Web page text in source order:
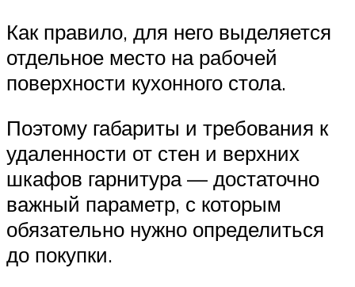
Как правило, для него выделяется
отдельное место на рабочей
поверхности кухонного стола.
Поэтому габариты и требования к
удаленности от стен и верхних
шкафов гарнитура — достаточно
важный параметр, с которым
обязательно нужно определиться
до покупки.